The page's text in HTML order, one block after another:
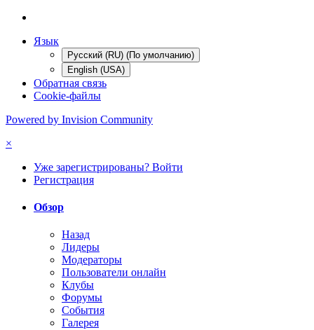
Язык
Русский (RU) (По умолчанию)
English (USA)
Обратная связь
Cookie-файлы
Powered by Invision Community
×
Уже зарегистрированы? Войти
Регистрация
Обзор
Назад
Лидеры
Модераторы
Пользователи онлайн
Клубы
Форумы
События
Галерея